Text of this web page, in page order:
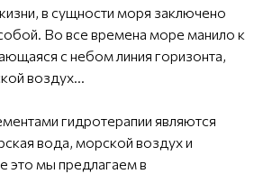
в сущности моря заключено
Во все времена море манило к
с небом линия горизонта,
воздух…
гидротерапии являются
вода, морской воздух и
это мы предлагаем в